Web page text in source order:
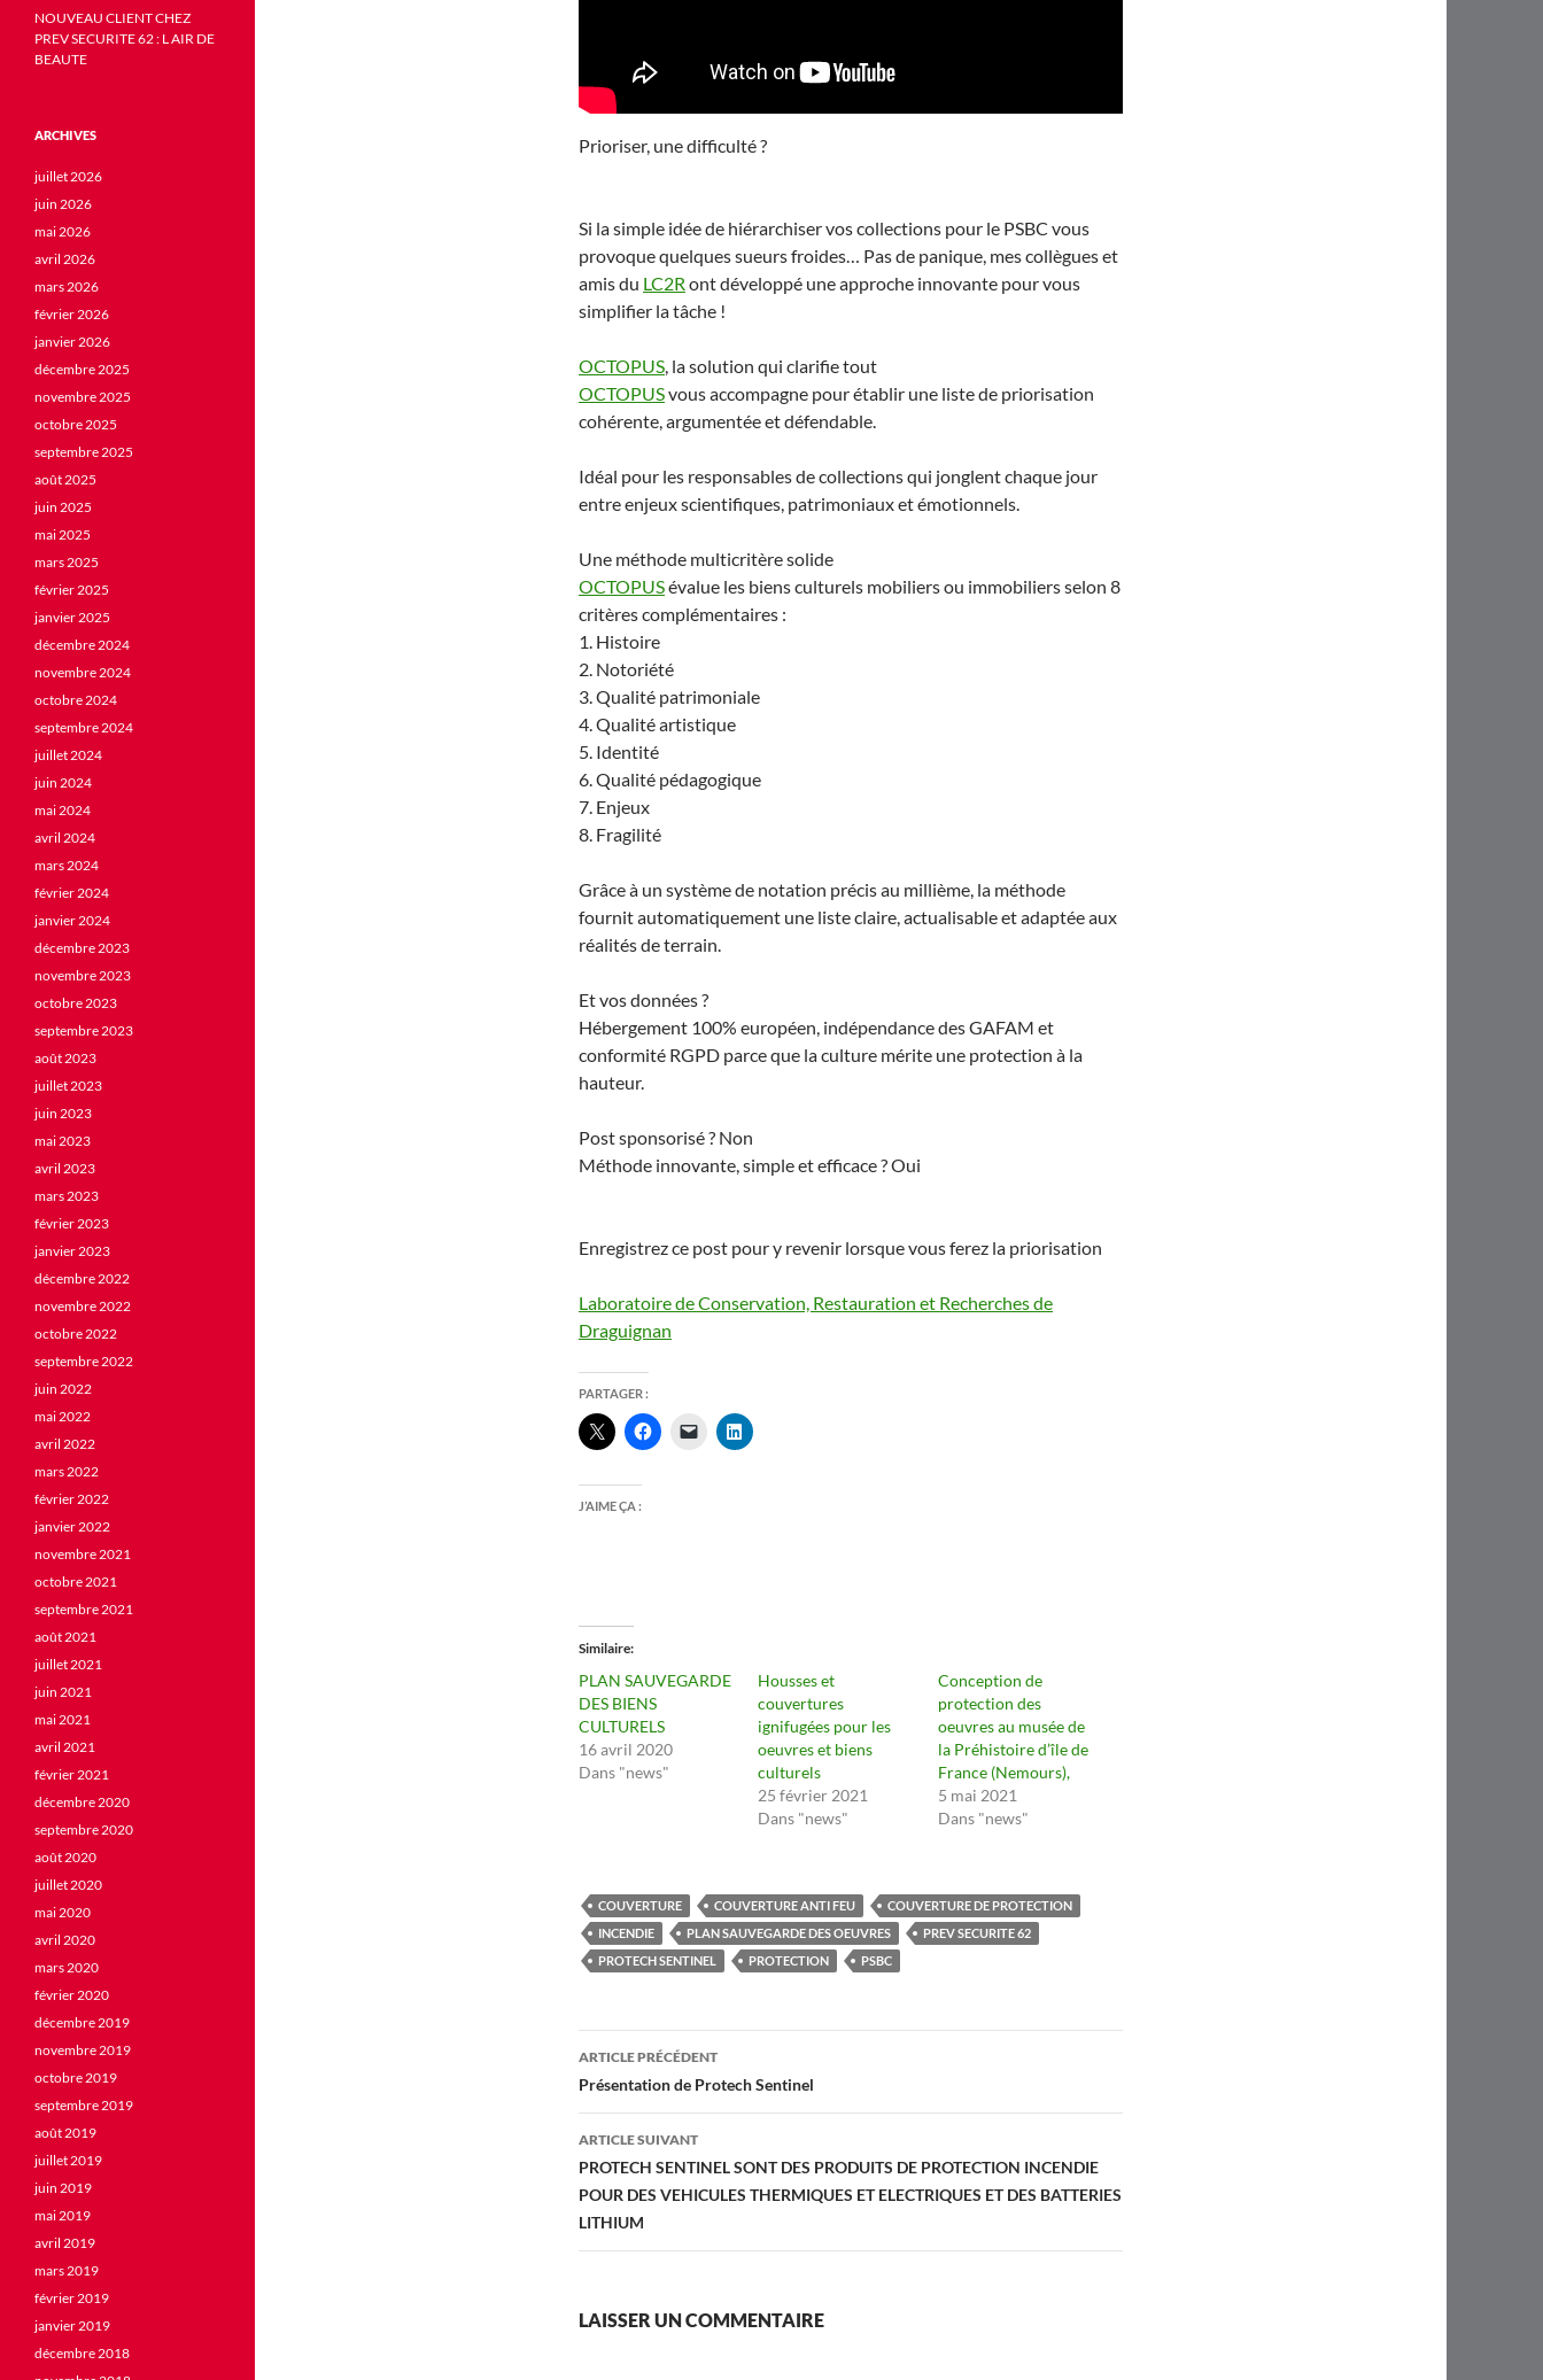
Prioriser, une difficulté ?
Si la simple idée de hiérarchiser vos collections pour le PSBC vous
provoque quelques sueurs froides… Pas de panique, mes collègues et
amis du LC2R ont développé une approche innovante pour vous
simplifier la tâche !
OCTOPUS , la solution qui clarifie tout
OCTOPUSvous accompagne pour établir une liste de priorisation
cohérente, argumentée et défendable.
Idéal pour les responsables de collections qui jonglent chaque jour
entre enjeux scientifiques, patrimoniaux et émotionnels.
Une méthode multicritère solide
OCTOPUSévalue les biens culturels mobiliers ou immobiliers selon 8
critères complémentaires :
1. Histoire
2. Notoriété
3. Qualité patrimoniale
4. Qualité artistique
5. Identité
6. Qualité pédagogique
7. Enjeux
8. Fragilité
Grâce à un système de notation précis au millième, la méthode
fournit automatiquement une liste claire, actualisable et adaptée aux
réalités de terrain.
Et vos données ?
Hébergement 100% européen, indépendance des GAFAM et
conformité RGPD parce que la culture mérite une protection à la
hauteur.
Post sponsorisé ? Non
Méthode innovante, simple et efficace ? Oui
Enregistrez ce post pour y revenir lorsque vous ferez la priorisation
Laboratoire de Conservation, Restauration et Recherches de
Draguignan
PARTAGER :
J’AIME ÇA :
Similaire
PLAN SAUVEGARDE
DES BIENS
CULTURELS
16 avril 2020
Dans "news"
Housses et
couvertures
ignifugées pour les
oeuvres et biens
culturels
25 février 2021
Dans "news"
Conception de
protection des
oeuvres au musée de
la Préhistoire d’île de
France (Nemours),
5 mai 2021
Dans "news"
COUVERTURE COUVERTURE ANTI FEU
COUVERTURE DE PROTECTION
INCENDIE
PLAN SAUVEGARDE DES OEUVRES
PREV SECURITE 62
PROTECH SENTINEL
PROTECTION PSBC
Navigation
des
articles
ARTICLE PRÉCÉDENT
Présentation de Protech Sentinel
ARTICLE SUIVANT
PROTECH SENTINEL SONT DES PRODUITS DE PROTECTION INCENDIE
POUR DES VEHICULES THERMIQUES ET ELECTRIQUES ET DES BATTERIES
LITHIUM
LAISSER UN COMMENTAIRE
NOUVEAU CLIENT CHEZ
PREV SECURITE 62 : L AIR DE
BEAUTE
ARCHIVES
juillet 2026
juin 2026
mai 2026
avril 2026
mars 2026
février 2026
janvier 2026
décembre 2025
novembre 2025
octobre 2025
septembre 2025
août 2025
juin 2025
mai 2025
mars 2025
février 2025
janvier 2025
décembre 2024
novembre 2024
octobre 2024
septembre 2024
juillet 2024
juin 2024
mai 2024
avril 2024
mars 2024
février 2024
janvier 2024
décembre 2023
novembre 2023
octobre 2023
septembre 2023
août 2023
juillet 2023
juin 2023
mai 2023
avril 2023
mars 2023
février 2023
janvier 2023
décembre 2022
novembre 2022
octobre 2022
septembre 2022
juin 2022
mai 2022
avril 2022
mars 2022
février 2022
janvier 2022
novembre 2021
octobre 2021
septembre 2021
août 2021
juillet 2021
juin 2021
mai 2021
avril 2021
février 2021
décembre 2020
septembre 2020
août 2020
juillet 2020
mai 2020
avril 2020
mars 2020
février 2020
décembre 2019
novembre 2019
octobre 2019
septembre 2019
août 2019
juillet 2019
juin 2019
mai 2019
avril 2019
mars 2019
février 2019
janvier 2019
décembre 2018